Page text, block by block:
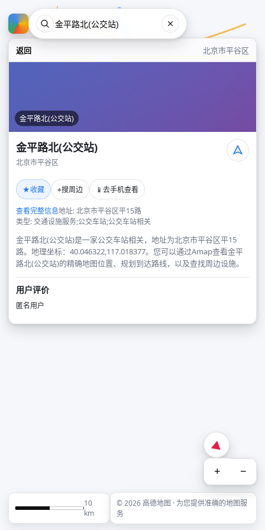
返回 北京市平谷区
金平路北(公交站)
金平路北(公交站)
北京市平谷区
★收藏 ⌖搜周边 📱 去手机查看
查看完整信息地址: 北京市平谷区平15路
类型: 交通设施服务;公交车站;公交车站相关
金平路北(公交站)是一家公交车站相关，地址为北京市平谷区平15
路。地理坐标：40.046322,117.018377。您可以通过Amap查看金平
路北(公交站)的精确地图位置、规划到达路线，以及查找周边设施。
用户评价
匿名用户
+ −
10
km
© 2026 高德地图 · 为您提供准确的地图服
务